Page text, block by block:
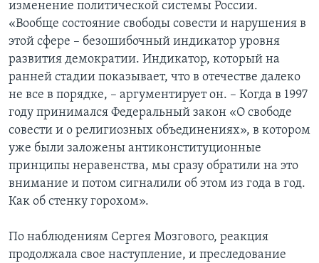
изменение политической системы России.
«Вообще состояние свободы совести и нарушения в
этой сфере – безошибочный индикатор уровня
развития демократии. Индикатор, который на
ранней стадии показывает, что в отечестве далеко
не все в порядке, – аргументирует он. – Когда в 1997
году принимался Федеральный закон «О свободе
совести и о религиозных объединениях», в котором
уже были заложены антиконституционные
принципы неравенства, мы сразу обратили на это
внимание и потом сигналили об этом из года в год.
Как об стенку горохом».
По наблюдениям Сергея Мозгового, реакция
продолжала свое наступление, и преследование